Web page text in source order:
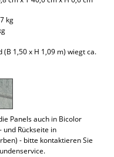
kg
(B 1,50 x H 1,09 m) wiegt ca.
Panels auch in Bicolor
Rückseite in
- bitte kontaktieren Sie